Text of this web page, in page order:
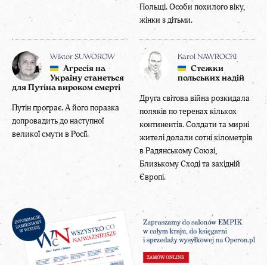
Польщі. Особи похилого віку,
жінки з дітьми.
Wiktor SUWOROW
Агресія на
Україну станеться
для Путіна вироком смерті
Путін програє. А його поразка
допровадить до наступної
великої смути в Росії.
Karol NAWROCKI
Стежки
польських надій
Друга світова війна розкидала
поляків по теренах кількох
континентів. Солдати та мирні
жителі долали сотні кілометрів
в Радянському Союзі,
Близькому Сході та західній
Європі.